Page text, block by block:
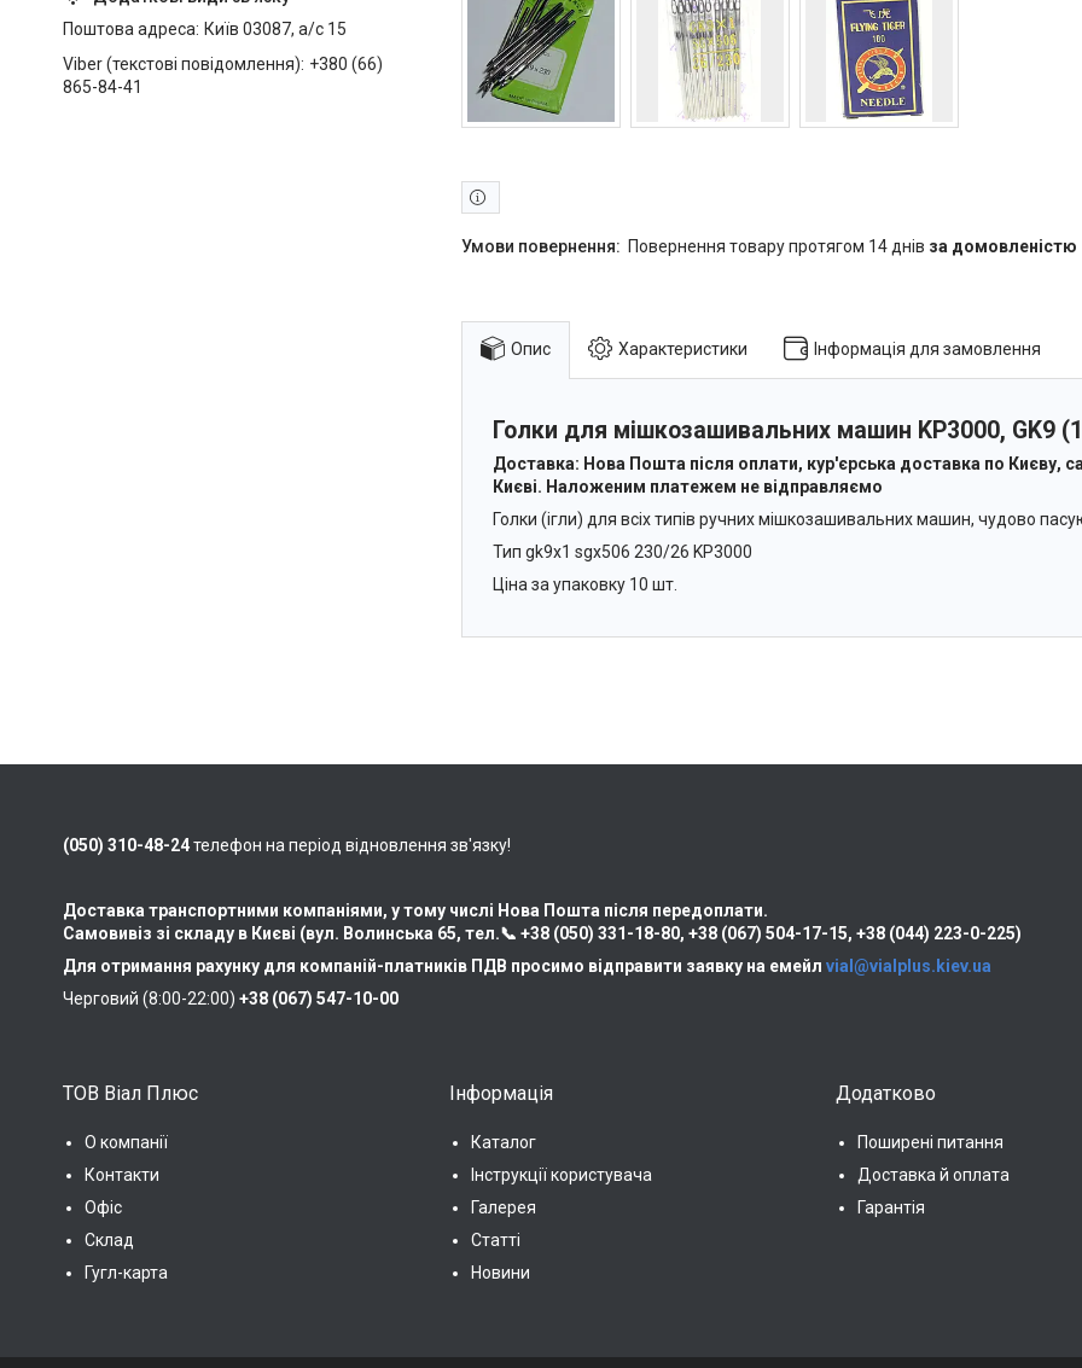
повернення товару протягом 14 днів за домовленістю
Опис Характеристики Інформація для замовлення
Голки для мішкозашивальних машин KP3000, GK9
Доставка: Нова Пошта після оплати, кур'єрська доставка по Києву,
Києві. Наложеним платежем не відправляємо
Голки (ігли) для всіх типів ручних мішкозашивальних машин, чудово
Тип gk9x1 sgx506 230/26 KP3000
Ціна за упаковку 10 шт.
Поштова адреса
Київ 03087, а/с 15
Viber (текстові повідомлення) +380 (66)
865-84-41
(050) 310-48-24телефон на період відновлення зв'язку!
Доставка транспортними компаніями, у тому числі Нова Пошта після передоплати.
Самовивіз зі складу в Києві (вул. Волинська 65, тел.📞 +38 (050) 331-18-80, +38 (067) 504-17-15, +38 (044) 223-0-225)
Для отримання рахунку для компаній-платників ПДВ просимо відправити заявку на емейл vial@vialplus.kiev.ua
Черговий (8:00-22:00) +38 (067) 547-10-00
ТОВ Віал Плюс
О компанії
Контакти
Офіс
Склад
Гугл-карта
Інформація
Каталог
Інструкції користувача
Галерея
Статті
Новини
Додатково
Поширені питання
Доставка й оплата
Гарантія